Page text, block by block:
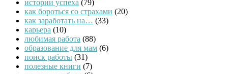
истории успеха (79)
как бороться со страхами (20)
как заработать на… (33)
карьера (10)
любимая работа (88)
образование для мам (6)
поиск работы (31)
полезные книги (7)